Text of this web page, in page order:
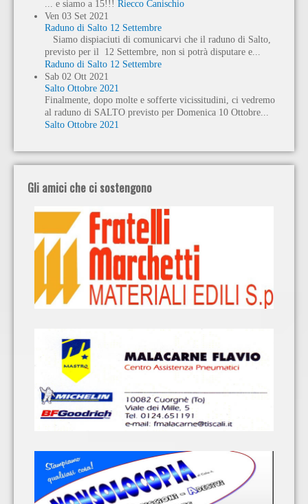
... e siamo a 15!!! Riecco Canischio
Ven 03 Set 2021
Raduno di Salto 12 Settembre
Siamo dispiaciuti di comunicarvi che il raduno di Salto,
previsto per il 12 Settembre, non si potrà disputare e...
Raduno di Salto 12 Settembre
Sab 02 Ott 2021
Salto Ottobre 2021
Finalmente, dopo molte e sofferte vicissitudini, ci vedremo
al raduno di SALTO previsto per Domenica 10 Ottobre...
Salto Ottobre 2021
Gli amici che ci sostengono